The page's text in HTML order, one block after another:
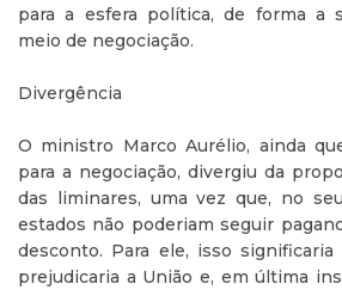
para a esfera política, de forma a
meio de negociação.
Divergência
O ministro Marco Aurélio, ainda
para a negociação, divergiu da
das liminares, uma vez que, no
estados não poderiam seguir
desconto. Para ele, isso
prejudicaria a União e, em última